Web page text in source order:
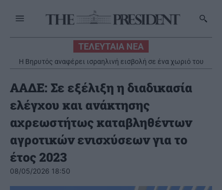
ΤΕΛΕΥΤΑΙΑ ΝΕΑ
Η Βηρυτός αναφέρει ισραηλινή εισβολή σε ένα χωριό του
νότου παρά την ανάπτυξη του λιβανικού στρατού
Κ.Βελόπουλος: Να αποσυρθούν άμεσα από τη Σαουδική Αραβία
οι ελληνικοί Patriot
ΑΑΔΕ: Σε εξέλιξη η διαδικασία
ελέγχου και ανάκτησης
αχρεωστήτως καταβληθέντων
αγροτικών ενισχύσεων για το
έτος 2023
08/05/2026 18:50